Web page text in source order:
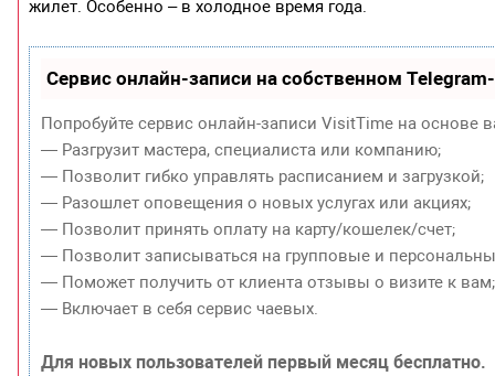
жилет. Особенно – в холодное время года.
Сервис онлайн-записи на собственном
Попробуйте сервис онлайн-записи VisitTime на основе
— Разгрузит мастера, специалиста или компанию;
— Позволит гибко управлять расписанием и загрузкой;
— Разошлет оповещения о новых услугах или акциях;
— Позволит принять оплату на карту/кошелек/счет;
— Позволит записываться на групповые и
— Поможет получить от клиента отзывы о визите к вам;
— Включает в себя сервис чаевых.
Для новых пользователей первый месяц бесплатно.